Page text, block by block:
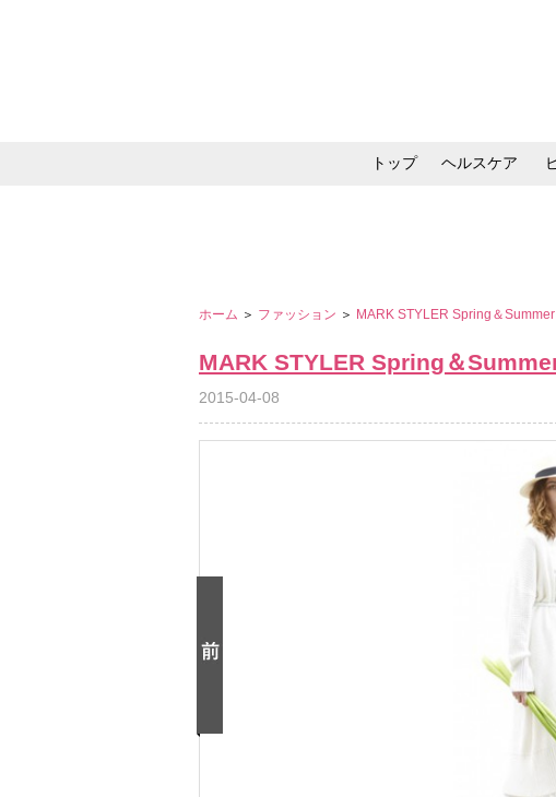
トップ ヘルスケア
ホーム ＞ ファッション ＞ MARK STYLER Spring＆
MARK STYLER Spring＆
2015-04-08